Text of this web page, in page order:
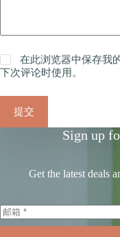
在此浏览器中保存我
下次评论时使用。
提交
Sign up
Get the latest deals